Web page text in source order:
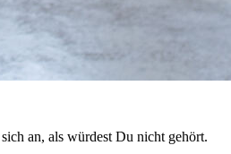
an, als würdest Du nicht gehört.